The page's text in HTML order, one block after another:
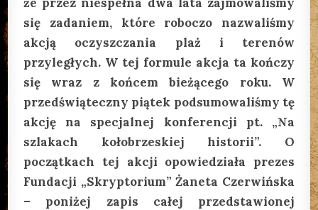
się zadaniem, które roboczo nazwaliśmy
akcją oczyszczania plaż i terenów
przyległych. W tej formule akcja ta kończy
się wraz z końcem bieżącego roku. W
przedświąteczny piątek podsumowaliśmy tę
akcję na specjalnej konferencji pt. „Na
szlakach kołobrzeskiej historii”. O
początkach tej akcji opowiedziała prezes
Fundacji „Skryptorium” Żaneta Czerwińska
– poniżej zapis całej przedstawionej